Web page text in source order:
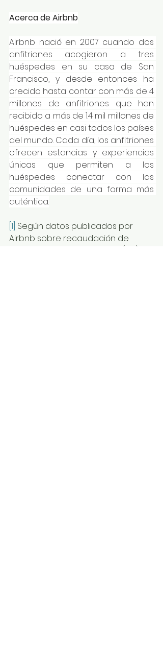
Acerca de Airbnb
Airbnb nació en 2007 cuando dos
anfitriones acogieron a tres
huéspedes en su casa de San
Francisco, y desde entonces ha
crecido hasta contar con más de 4
millones de anfitriones que han
recibido a más de 1.4 mil millones de
huéspedes en casi todos los países
del mundo. Cada día, los anfitriones
ofrecen estancias y experiencias
únicas que permiten a los
huéspedes conectar con las
comunidades de una forma más
auténtica.
[1] Según datos publicados por
Airbnb sobre recaudación de